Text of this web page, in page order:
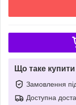
Що таке
Замовлення
Доступна